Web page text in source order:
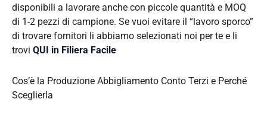
disponibili a lavorare anche con piccole quantità e MOQ
di 1-2 pezzi di campione. Se vuoi evitare il “lavoro sporco”
di trovare fornitori li abbiamo selezionati noi per te e li
trovi QUI in Filiera Facile
Cos’è la Produzione Abbigliamento Conto Terzi e Perché
Sceglierla